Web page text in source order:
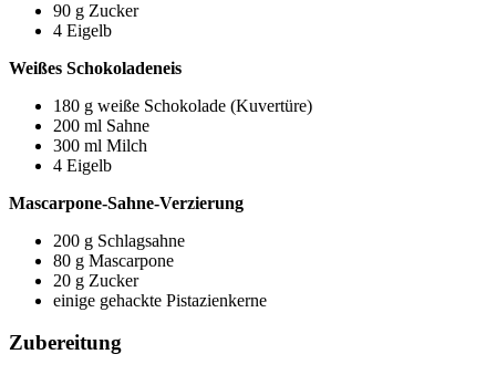
90 g Zucker
4 Eigelb
Weißes Schokoladeneis
180 g weiße Schokolade (Kuvertüre)
200 ml Sahne
300 ml Milch
4 Eigelb
Mascarpone-Sahne-Verzierung
200 g Schlagsahne
80 g Mascarpone
20 g Zucker
einige gehackte Pistazienkerne
Zubereitung